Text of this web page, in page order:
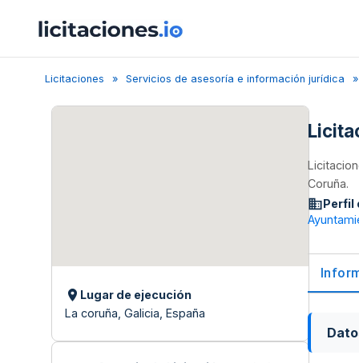
Licitaciones Servicios de asesoría e información jurídica
Lugar de ejecución
La coruña, Galicia, España
Coruña.
Perfil